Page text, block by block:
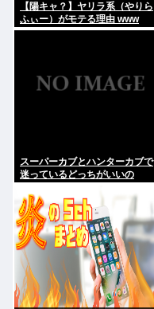
【陽キャ？】ヤリラ系（やりら
ふぃー）がモテる理由 www
スーパーカブとハンターカブで
迷っているどっちがいいの